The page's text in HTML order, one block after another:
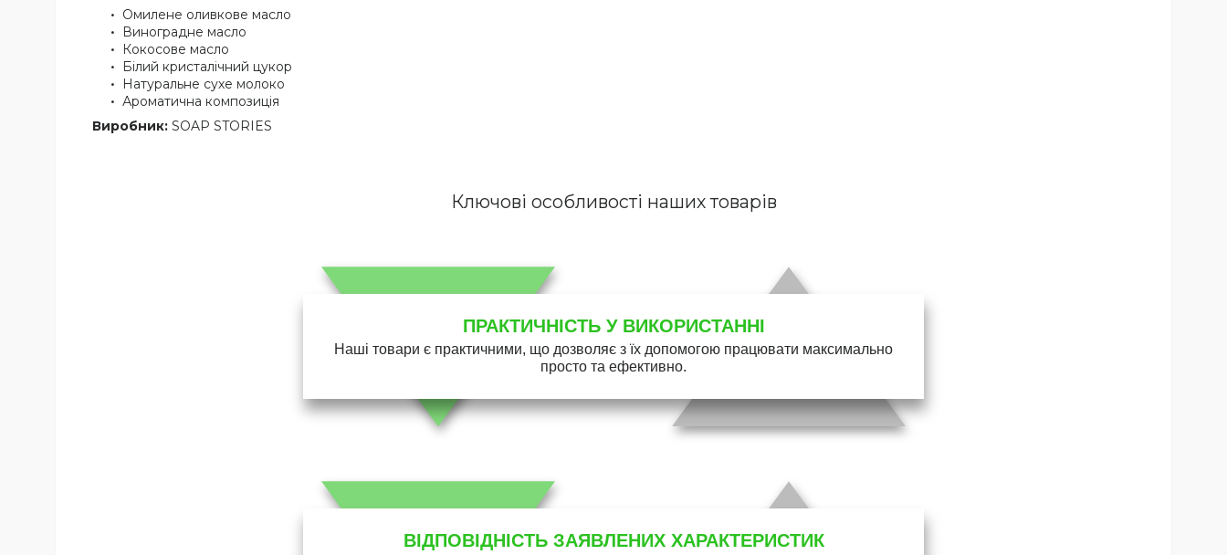
Омилене оливкове масло
Виноградне масло
Кокосове масло
Білий кристалічний цукор
Натуральне сухе молоко
Ароматична композиція
Виробник: SOAP STORIES
Ключові особливості наших товарів
ПРАКТИЧНІСТЬ У ВИКОРИСТАННІ
Наші товари є практичними, що дозволяє з їх допомогою працювати максимально
просто та ефективно.
ВІДПОВІДНІСТЬ ЗАЯВЛЕНИХ ХАРАКТЕРИСТИК